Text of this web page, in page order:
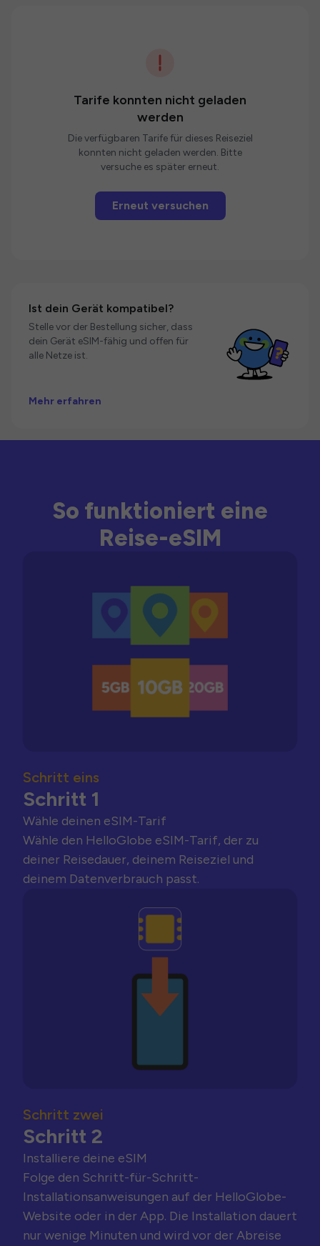
Tarife konnten nicht geladen
werden
Die verfügbaren Tarife für dieses Reiseziel
konnten nicht geladen werden. Bitte
versuche es später erneut.
Erneut versuchen
Ist dein Gerät kompatibel?
Stelle vor der Bestellung sicher, dass
dein Gerät eSIM-fähig und offen für
alle Netze ist.
Mehr erfahren
So funktioniert eine
Reise-eSIM
Schritt eins
Schritt 1
Wähle deinen eSIM-Tarif
Wähle den HelloGlobe eSIM-Tarif, der zu
deiner Reisedauer, deinem Reiseziel und
deinem Datenverbrauch passt.
Schritt zwei
Schritt 2
Installiere deine eSIM
Folge den Schritt-für-Schritt-
Installationsanweisungen auf der HelloGlobe-
Website oder in der App. Die Installation dauert
nur wenige Minuten und wird vor der Abreise